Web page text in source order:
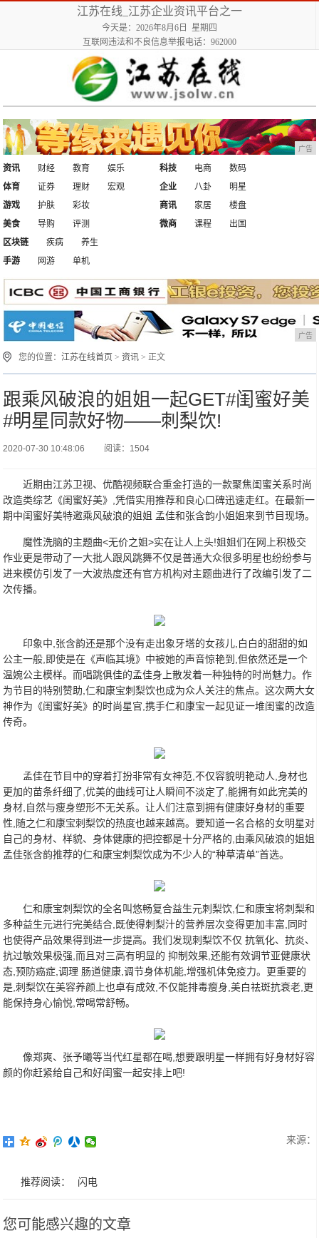
江苏在线_江苏企业资讯平台之一
今天是：2026年8月6日 星期四
互联网违法和不良信息举报电话：962000
广告
资讯 财经 教育
娱乐
体育
证券 理财 宏观
科技 电商
数码
企业
八卦
明星
游戏
护肤
彩妆
美食
导购 评测
商讯 家居
楼盘
微商
课程
出国
区块链
疾病
养生
手游
网游 单机
广告
您的位置：江苏在线首页 >资讯 > 正文
跟乘风破浪的姐姐一起GET#闺蜜好美
#明星同款好物——刺梨饮!
2020-07-30 10:48:06 阅读：1504
近期由江苏卫视、优酷视频联合重金打造的一款聚焦闺蜜关系时尚
改造类综艺《闺蜜好美》,凭借实用推荐和良心口碑迅速走红。在最新一
期中闺蜜好美特邀乘风破浪的姐姐 孟佳和张含韵小姐姐来到节目现场。
魔性洗脑的主题曲<无价之姐>实在让人上头!姐姐们在网上积极交
作业更是带动了一大批人跟风跳舞不仅是普通大众很多明星也纷纷参与
进来模仿引发了一大波热度还有官方机构对主题曲进行了改编引发了二
次传播。
印象中,张含韵还是那个没有走出象牙塔的女孩儿,白白的甜甜的如
公主一般,即使是在《声临其境》中被她的声音惊艳到,但依然还是一个
温婉公主模样。而唱跳俱佳的孟佳身上散发着一种独特的时尚魅力。作
为节目的特别赞助,仁和康宝刺梨饮也成为众人关注的焦点。这次两大女
神作为《闺蜜好美》的时尚星官,携手仁和康宝一起见证一堆闺蜜的改造
传奇。
孟佳在节目中的穿着打扮非常有女神范,不仅容貌明艳动人,身材也
更加的苗条纤细了,优美的曲线可让人瞬间不淡定了,能拥有如此完美的
身材,自然与瘦身塑形不无关系。让人们注意到拥有健康好身材的重要
性,随之仁和康宝刺梨饮的热度也越来越高。要知道一名合格的女明星对
自己的身材、样貌、身体健康的把控都是十分严格的,由乘风破浪的姐姐
孟佳张含韵推荐的仁和康宝刺梨饮成为不少人的“种草清单”首选。
仁和康宝刺梨饮的全名叫悠畅复合益生元刺梨饮,仁和康宝将刺梨和
多种益生元进行完美结合,既使得刺梨汁的营养层次变得更加丰富,同时
也使得产品效果得到进一步提高。我们发现刺梨饮不仅 抗氧化、抗炎、
抗过敏效果极强,而且对三高有明显的 抑制效果,还能有效调节亚健康状
态,预防癌症,调理 肠道健康,调节身体机能,增强机体免疫力。更重要的
是,刺梨饮在美容养颜上也卓有成效,不仅能排毒瘦身,美白祛斑抗衰老,更
能保持身心愉悦,常喝常舒畅。
像郑爽、张予曦等当代红星都在喝,想要跟明星一样拥有好身材好容
颜的你赶紧给自己和好闺蜜一起安排上吧!
来源：
推荐阅读： 闪电
您可能感兴趣的文章